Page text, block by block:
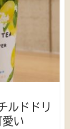
ルドドリ
い